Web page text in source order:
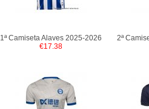
1ª Camiseta Alaves 2025-2026
€17.38
2ª